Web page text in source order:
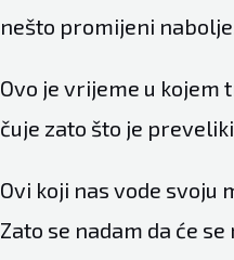
nešto promijeni
Ovo je vrijeme u kojem
čuje zato što je
Ovi koji nas vode svoju
Zato se nadam da će